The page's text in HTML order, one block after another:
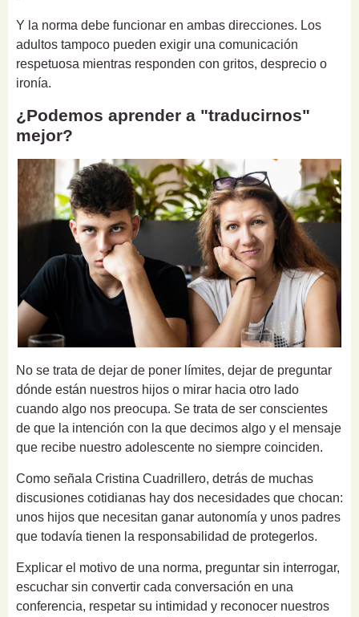
Y la norma debe funcionar en ambas direcciones. Los
adultos tampoco pueden exigir una comunicación
respetuosa mientras responden con gritos, desprecio o
ironía.
¿Podemos aprender a "traducirnos"
mejor?
No se trata de dejar de poner límites, dejar de preguntar
dónde están nuestros hijos o mirar hacia otro lado
cuando algo nos preocupa. Se trata de ser conscientes
de que la intención con la que decimos algo y el mensaje
que recibe nuestro adolescente no siempre coinciden.
Como señala Cristina Cuadrillero, detrás de muchas
discusiones cotidianas hay dos necesidades que chocan:
unos hijos que necesitan ganar autonomía y unos padres
que todavía tienen la responsabilidad de protegerlos.
Explicar el motivo de una norma, preguntar sin interrogar,
escuchar sin convertir cada conversación en una
conferencia, respetar su intimidad y reconocer nuestros